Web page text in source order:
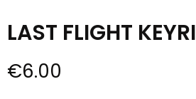
LAST FLIGHT
€6.00